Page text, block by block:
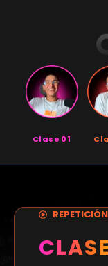
Clase 01